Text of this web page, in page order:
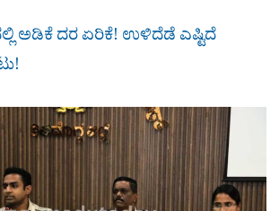
ಅಡಿಕೆ ದರ ಏರಿಕೆ! ಉಳಿದೆಡೆ ಎಷ್ಟಿದೆ